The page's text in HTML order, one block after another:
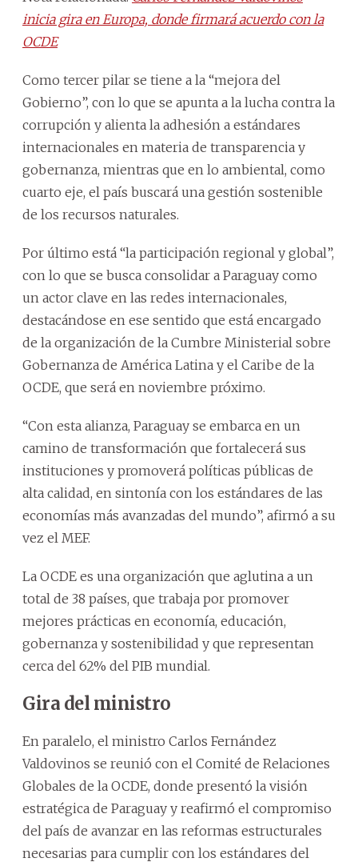
inicia gira en Europa, donde firmará acuerdo con la
OCDE
Como tercer pilar se tiene a la “mejora del
Gobierno”, con lo que se apunta a la lucha contra la
corrupción y alienta la adhesión a estándares
internacionales en materia de transparencia y
gobernanza, mientras que en lo ambiental, como
cuarto eje, el país buscará una gestión sostenible
de los recursos naturales.
Por último está “la participación regional y global”,
con lo que se busca consolidar a Paraguay como
un actor clave en las redes internacionales,
destacándose en ese sentido que está encargado
de la organización de la Cumbre Ministerial sobre
Gobernanza de América Latina y el Caribe de la
OCDE, que será en noviembre próximo.
“Con esta alianza, Paraguay se embarca en un
camino de transformación que fortalecerá sus
instituciones y promoverá políticas públicas de
alta calidad, en sintonía con los estándares de las
economías más avanzadas del mundo”, afirmó a su
vez el MEF.
La OCDE es una organización que aglutina a un
total de 38 países, que trabaja por promover
mejores prácticas en economía, educación,
gobernanza y sostenibilidad y que representan
cerca del 62% del PIB mundial.
Gira del ministro
En paralelo, el ministro Carlos Fernández
Valdovinos se reunió con el Comité de Relaciones
Globales de la OCDE, donde presentó la visión
estratégica de Paraguay y reafirmó el compromiso
del país de avanzar en las reformas estructurales
necesarias para cumplir con los estándares del